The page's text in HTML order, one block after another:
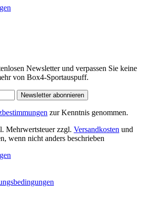
Newsletter und verpassen Sie keine
von Box4-Sportauspuff.
Newsletter abonnieren
zur Kenntnis genommen.
Mehrwertsteuer zzgl. Versandkosten und
wenn nicht anders beschrieben